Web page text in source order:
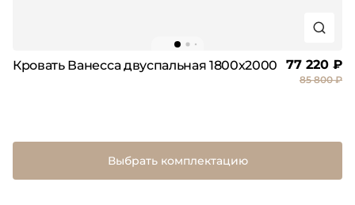
Кровать Ванесса двуспальная 1800х2000 77 220 ₽
85 800 ₽
Выбрать комплектацию